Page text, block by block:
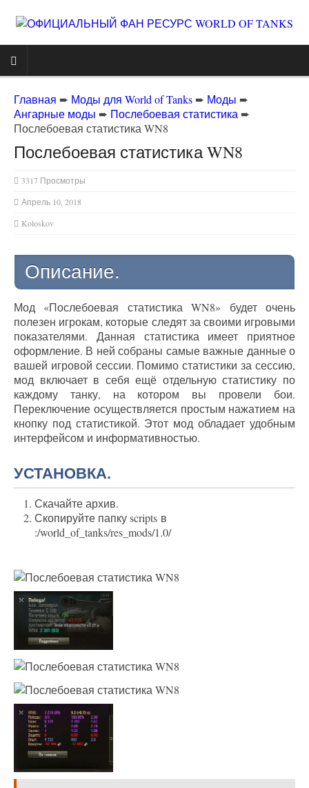
Главная ➨ Моды для World of Tanks ➨ Моды ➨
Ангарные моды ➨ Послебоевая статистика ➨
Послебоевая статистика WN8
Послебоевая статистика WN8
3317 Просмотры
Апрель 10, 2018
Koloskov
Описание.
Мод «Послебоевая статистика WN8» будет очень
полезен игрокам, которые следят за своими игровыми
показателями. Данная статистика имеет приятное
оформление. В ней собраны самые важные данные о
вашей игровой сессии. Помимо статистики за сессию,
мод включает в себя ещё отдельную статистику по
каждому танку, на котором вы провели бои.
Переключение осуществляется простым нажатием на
кнопку под статистикой. Этот мод обладает удобным
интерфейсом и информативностью.
УСТАНОВКА.
Скачайте архив.
Скопируйте папку scripts в
:/world_of_tanks/res_mods/1.0/